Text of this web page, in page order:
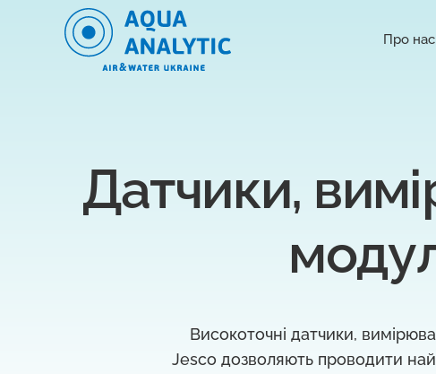
Про нас
Датчики,
Високоточні датчики,
Jesco дозволяють проводити